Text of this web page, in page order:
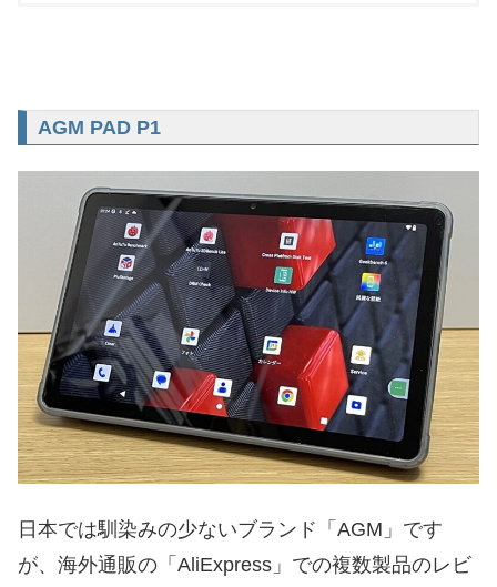
AGM PAD P1
日本では馴染みの少ないブランド「AGM」です
が、海外通販の「AliExpress」での複数製品のレビ